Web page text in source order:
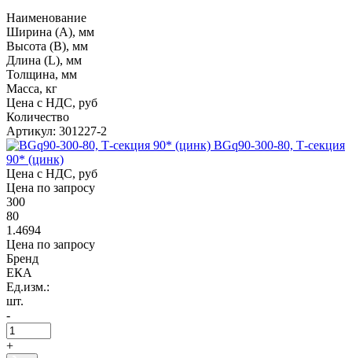
Наименование
Ширина (А), мм
Высота (В), мм
Длина (L), мм
Толщина, мм
Масса, кг
Цена с НДС, руб
Количество
Артикул: 301227-2
BGq90-300-80, Т-секция
90* (цинк)
Цена с НДС, руб
Цена по запросу
300
80
1.4694
Цена по запросу
Бренд
ЕКА
Ед.изм.:
шт.
-
+